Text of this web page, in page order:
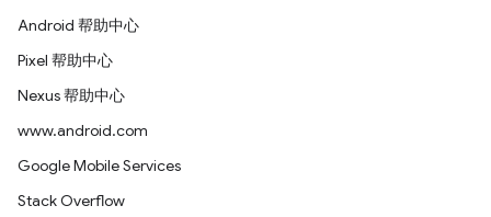
Android 帮助中心
Pixel 帮助中心
Nexus 帮助中心
www.android.com
Google Mobile Services
Stack Overflow